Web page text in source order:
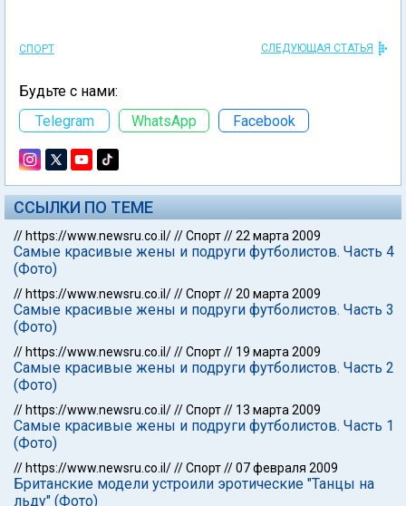
СПОРТ СЛЕДУЮЩАЯ СТАТЬЯ
Будьте с нами:
Telegram
WhatsApp Facebook
ССЫЛКИ ПО ТЕМЕ
// https://www.newsru.co.il///Спорт//22 марта 2009
Самые красивые жены и подруги футболистов. Часть 4
(Фото)
// https://www.newsru.co.il///Спорт//20 марта 2009
Самые красивые жены и подруги футболистов. Часть 3
(Фото)
// https://www.newsru.co.il///Спорт// 19 марта 2009
Самые красивые жены и подруги футболистов. Часть 2
(Фото)
// https://www.newsru.co.il///Спорт// 13 марта 2009
Самые красивые жены и подруги футболистов. Часть 1
(Фото)
// https://www.newsru.co.il///Спорт//07 февраля 2009
Британские модели устроили эротические "Танцы на
льду" (Фото)